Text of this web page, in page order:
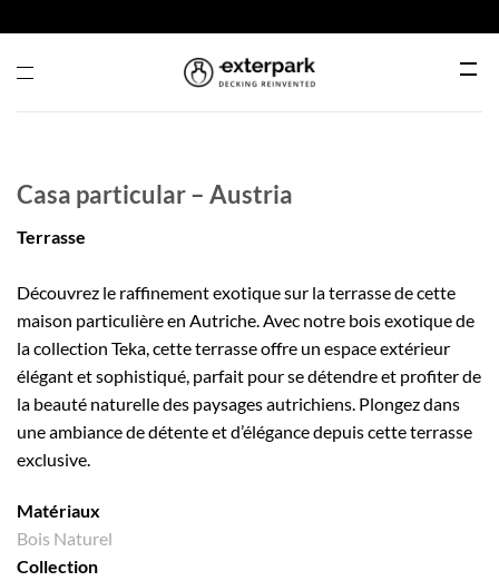
au
contenu
Casa particular – Austria
Terrasse
Découvrez le raffinement exotique sur la terrasse de cette
maison particulière en Autriche. Avec notre bois exotique de
la collection Teka, cette terrasse offre un espace extérieur
élégant et sophistiqué, parfait pour se détendre et profiter de
la beauté naturelle des paysages autrichiens. Plongez dans
une ambiance de détente et d’élégance depuis cette terrasse
exclusive.
Matériaux
Bois Naturel
Collection